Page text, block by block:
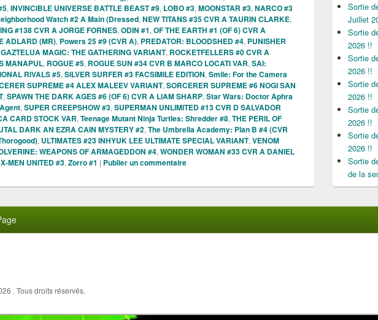
, INVINCIBLE UNIVERSE BATTLE BEAST #9, LOBO #3, MOONSTAR #3, NARCO #3
Watch #2 A Main (Dressed, NEW TITANS #35 CVR A TAURIN CLARKE,
#138 CVR A JORGE FORNES, ODIN #1, OF THE EARTH #1 (OF 6) CVR A
ADLARD (MR), Powers 25 #9 (CVR A), PREDATOR: BLOODSHED #4, PUNISHER
MAGIC: THE GATHERING VARIANT, ROCKETFELLERS #0 CVR A
MANAPUL, ROGUE #5, ROGUE SUN #34 CVR B MARCO LOCATI VAR, SAI:
RIVALS #5, SILVER SURFER #3 FACSIMILE EDITION, Smile: For the Camera
SUPREME #4 ALEX MALEEV VARIANT, SORCERER SUPREME #6 NOGI SAN
, SPAWN THE DARK AGES #6 (OF 6) CVR A LIAM SHARP, Star Wars: Doctor Aphra
, SUPER CREEPSHOW #3, SUPERMAN UNLIMITED #13 CVR D SALVADOR
CARD STOCK VAR, Teenage Mutant Ninja Turtles: Shredder #8, THE PERIL OF
DARK AN EZRA CAIN MYSTERY #2, The Umbrella Academy: Plan B #4 (CVR
, ULTIMATES #23 INHYUK LEE ULTIMATE SPECIAL VARIANT, VENOM
WEAPONS OF ARMAGEDDON #4, WONDER WOMAN #33 CVR A DANIEL
X-MEN UNITED #3, Zorro #1 | Publier un commentaire
Sortie
Juillet
Sortie
2026 !!
Sortie
2026 !!
Sortie
2026 !!
Sortie
2026 !!
Sortie
2026 !!
Sortie
de la
. Tous droits réservés.